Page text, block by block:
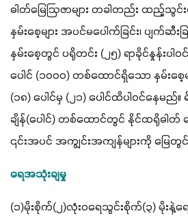
ဓါတ်မြေဩဇာများ တခါတည်း ထည့်သွင်းစို
နှမ်းစေ့များ အပင်မပေါက်ခြင်း၊ ပျက်ဆီ
နှမ်းစေ့တွင် ပရိုတင်း (၂၅) ရာခိုင်နှုန်းပါ
ပေါင် (၁၀ဝဝ) တစ်ထောင်ရှိသော နှမ်းစ
(၁၈) ပေါင်မှ (၂၁) ပေါင်ထိပါဝင်နေမည်။
ချိန်(ပေါင်) တစ်ထောင်တွင် နိုင်ထရိုဓါတ် ပ
၎င်းအပင် အကျွင်းအကျန်များကို မြေတွ
ရေအသုံးချမှု
(၁)မိုးစိုက်(၂)လုံးဝရေသွင်းစိုက်(၃) မိုးနဲ့